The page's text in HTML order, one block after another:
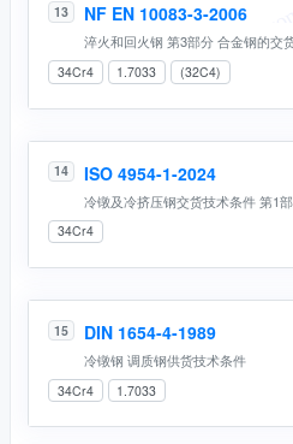
13 NF EN 10083-3-2006
淬火和回火钢 第3部分 合金钢的交
34Cr4 1.7033 (32C4)
14 ISO 4954-1-2024
冷镦及冷挤压钢交货技术条件 第1
34Cr4
15 DIN 1654-4-1989
冷镦钢 调质钢供货技术条件
34Cr4 1.7033